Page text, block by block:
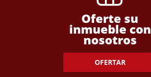
Oferte su
inmueble con
nosotros
OFERTAR